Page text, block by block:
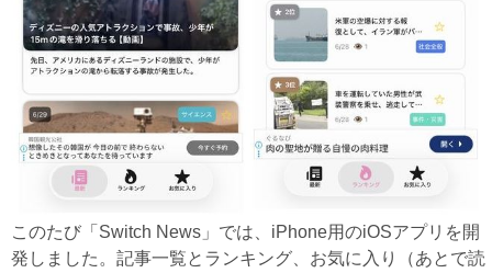
このたび「Switch News」では、iPhone用のiOSアプリを開
発しました。記事一覧とランキング、お気に入り（あとで読